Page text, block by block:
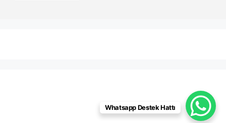
Whatsapp Destek Hattı